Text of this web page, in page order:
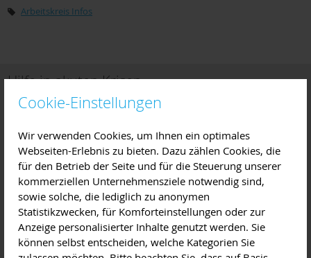
Cookie-Einstellungen
Wir verwenden Cookies, um Ihnen ein optimales
Webseiten-Erlebnis zu bieten. Dazu zählen Cookies, die
für den Betrieb der Seite und für die Steuerung unserer
kommerziellen Unternehmensziele notwendig sind,
sowie solche, die lediglich zu anonymen
Statistikzwecken, für Komforteinstellungen oder zur
Anzeige personalisierter Inhalte genutzt werden. Sie
können selbst entscheiden, welche Kategorien Sie
Arbeitskreis Infos
Hilfe in akuten Krisen